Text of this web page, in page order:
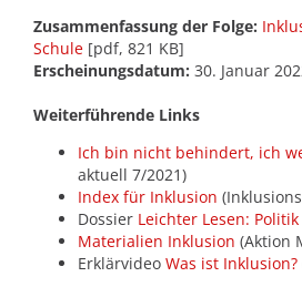
Zusammenfassung der Folge:
Schule [pdf, 821 KB]
Erscheinungsdatum: 30. Januar
Weiterführende Links
Ich bin nicht behindert, ich
aktuell 7/2021)
Index für Inklusion
Dossier Leichter Lesen: Politik
Materialien Inklusion (Aktion
Erklärvideo Was ist Inklusion?